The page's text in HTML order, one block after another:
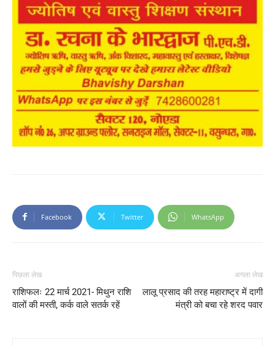
Facebook Twitter WhatsApp
पिछला लेख
राशिफलः 22 मार्च 2021- मिथुन राशि
वालों की मस्ती, कर्क वाले सतर्क रहें
अगला लेख
लालू प्रसाद की तरह महाराष्ट्र में दागी
मंत्री को बचा रहे शरद पवार